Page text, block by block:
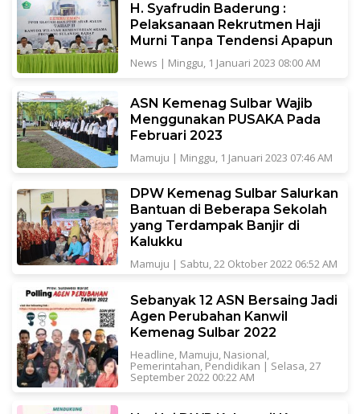
H. Syafrudin Baderung :
Pelaksanaan Rekrutmen Haji
Murni Tanpa Tendensi Apapun
News | Minggu, 1 Januari 2023 08:00 AM
ASN Kemenag Sulbar Wajib
Menggunakan PUSAKA Pada
Februari 2023
Mamuju | Minggu, 1 Januari 2023 07:46 AM
DPW Kemenag Sulbar Salurkan
Bantuan di Beberapa Sekolah
yang Terdampak Banjir di
Kalukku
Mamuju | Sabtu, 22 Oktober 2022 06:52 AM
Sebanyak 12 ASN Bersaing Jadi
Agen Perubahan Kanwil
Kemenag Sulbar 2022
Headline Mamuju Nasional
Pemerintahan Pendidikan | Selasa, 27
September 2022 00:22 AM